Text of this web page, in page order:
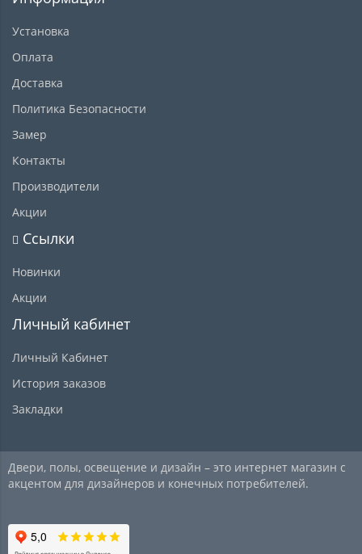
Установка
Оплата
Доставка
Политика Безопасности
Замер
Контакты
Производители
Акции
Ссылки
Новинки
Акции
Личный кабинет
Личный Кабинет
История заказов
Закладки
Двери, полы, освещение и дизайн – это интернет магазин с
акцентом для дизайнеров и конечных потребителей.